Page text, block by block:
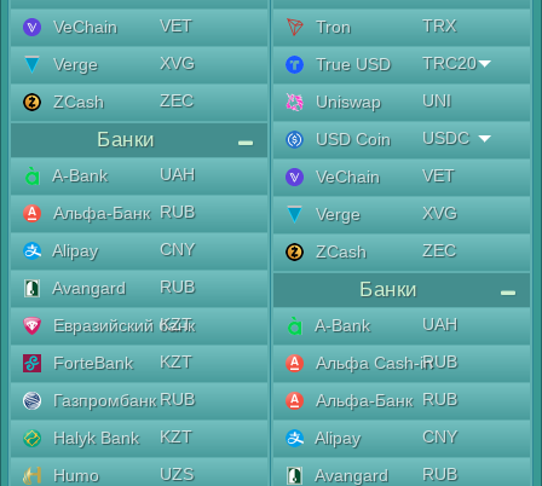
VeChain
VET
Verge
XVG
ZCash
ZEC
Банки
A-Bank
UAH
Альфа-Банк RUB
Alipay
CNY
Avangard
RUB
Евразийский банк
KZT
ForteBank
KZT
Газпромбанк RUB
Halyk Bank
KZT
Humo
UZS
Tron
TRX
True USD
TRC20
Uniswap
UNI
USD Coin
USDC
VeChain
VET
Verge
XVG
ZCash
ZEC
Банки
A-Bank
UAH
Альфа Cash-inRUB
Альфа-Банк RUB
Alipay
CNY
Avangard
RUB